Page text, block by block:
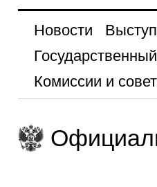
Новости
Комиссии и